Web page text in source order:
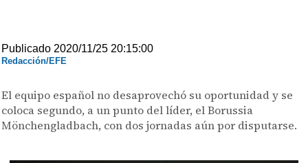
Publicado 2020/11/25 20:15:00
Redacción/EFE
El equipo español no desaprovechó su oportunidad y se
coloca segundo, a un punto del líder, el Borussia
Mönchengladbach, con dos jornadas aún por disputarse.